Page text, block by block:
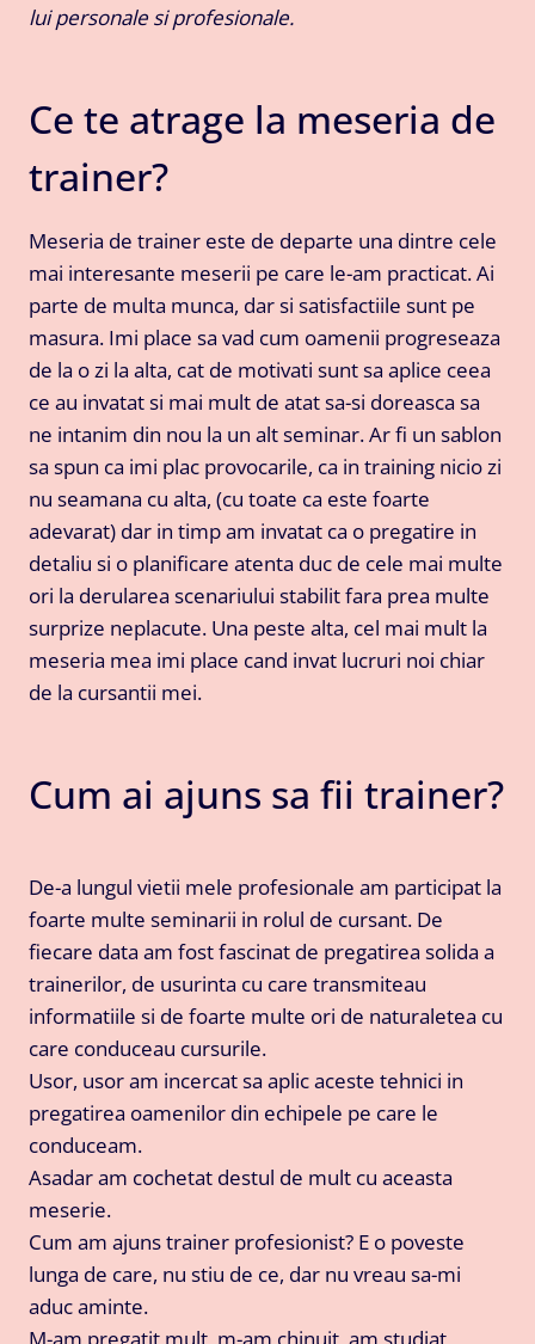
lui personale si profesionale.
Ce te atrage la meseria de
trainer?
Meseria de trainer este de departe una dintre cele
mai interesante meserii pe care le-am practicat. Ai
parte de multa munca, dar si satisfactiile sunt pe
masura. Imi place sa vad cum oamenii progreseaza
de la o zi la alta, cat de motivati sunt sa aplice ceea
ce au invatat si mai mult de atat sa-si doreasca sa
ne intanim din nou la un alt seminar. Ar fi un sablon
sa spun ca imi plac provocarile, ca in training nicio zi
nu seamana cu alta, (cu toate ca este foarte
adevarat) dar in timp am invatat ca o pregatire in
detaliu si o planificare atenta duc de cele mai multe
ori la derularea scenariului stabilit fara prea multe
surprize neplacute. Una peste alta, cel mai mult la
meseria mea imi place cand invat lucruri noi chiar
de la cursantii mei.
Cum ai ajuns sa fii trainer?
De-a lungul vietii mele profesionale am participat la
foarte multe seminarii in rolul de cursant. De
fiecare data am fost fascinat de pregatirea solida a
trainerilor, de usurinta cu care transmiteau
informatiile si de foarte multe ori de naturaletea cu
care conduceau cursurile.
Usor, usor am incercat sa aplic aceste tehnici in
pregatirea oamenilor din echipele pe care le
conduceam.
Asadar am cochetat destul de mult cu aceasta
meserie.
Cum am ajuns trainer profesionist? E o poveste
lunga de care, nu stiu de ce, dar nu vreau sa-mi
aduc aminte.